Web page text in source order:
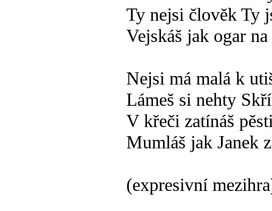
Ty nejsi člověk Ty
Vejskáš jak ogar
Nejsi má malá k
Lámeš si nehty
V křeči zatínáš
Mumláš jak Janek
(expresivní